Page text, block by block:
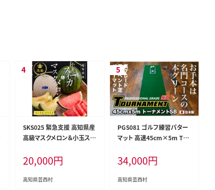
SKS025 緊急支援 高知県産
高級マスクメロン＆小玉スイ
品〉 【1月～3月は気候温度
不安定の為出荷不可となり
ます。】
20,000円
高知県芸西村
PGS081 ゴルフ練習パター
マット 高速45cm×5m TO
トSB）と練習用具（距離感マ
スターカップ、まっすぐぱっ
と、トレーニングリング付き）
34,000円
高知県芸西村